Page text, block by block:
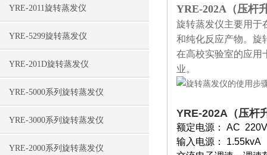
YRE-2011旋转蒸发仪
YRE-5299旋转蒸发仪
YRE-201D旋转蒸发仪
YRE-5000系列旋转蒸发仪
YRE-3000系列旋转蒸发仪
YRE-2000系列旋转蒸发仪
YRE-202A（压杆
旋转蒸发仪主要用于
和纯化反应产物。旋
在高校实验室的应用
业。
YRE-202A（压杆
额定电源： AC
输入电源： 1.55kvA